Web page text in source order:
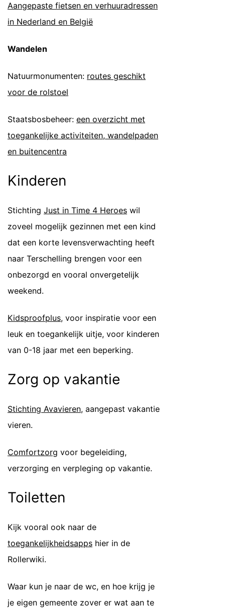
Aangepaste fietsen en verhuuradressen
in Nederland en België
Wandelen
Natuurmonumenten: routes geschikt
voor de rolstoel
Staatsbosbeheer: een overzicht met
toegankelijke activiteiten, wandelpaden
en buitencentra
Kinderen
Stichting Just in Time 4 Heroes wil
zoveel mogelijk gezinnen met een kind
dat een korte levensverwachting heeft
naar Terschelling brengen voor een
onbezorgd en vooral onvergetelijk
weekend.
Kidsproofplus, voor inspiratie voor een
leuk en toegankelijk uitje, voor kinderen
van 0-18 jaar met een beperking.
Zorg op vakantie
Stichting Avavieren, aangepast vakantie
vieren.
Comfortzorg voor begeleiding,
verzorging en verpleging op vakantie.
Toiletten
Kijk vooral ook naar de
toegankelijkheidsapps hier in de
Rollerwiki.
Waar kun je naar de wc, en hoe krijg je
je eigen gemeente zover er wat aan te